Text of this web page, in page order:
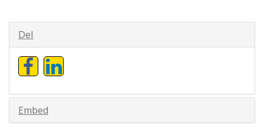
Del
Embed